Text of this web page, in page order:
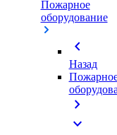
Пожарное
оборудование
chevron_left
Назад
chevron_right
expand_more